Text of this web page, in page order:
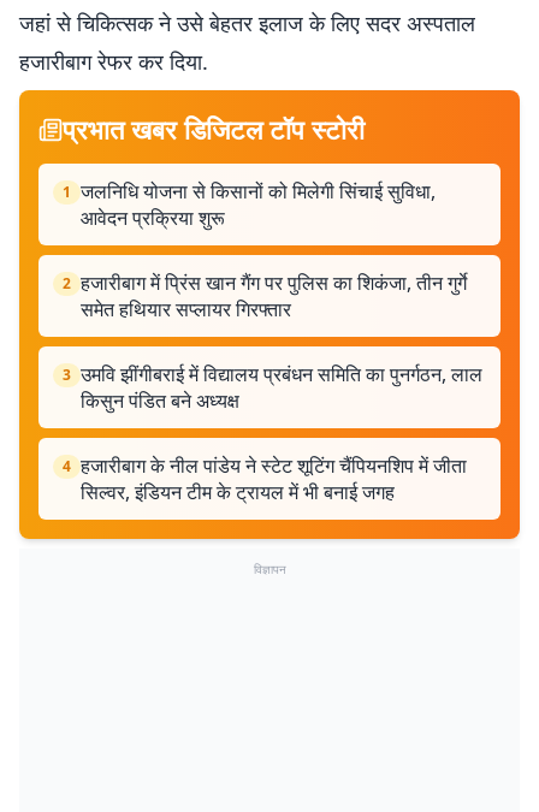
जहां से चिकित्सक ने उसे बेहतर इलाज के लिए सदर अस्पताल
हजारीबाग रेफर कर दिया.
प्रभात खबर डिजिटल टॉप स्टोरी
1 जलनिधि योजना से किसानों को मिलेगी सिंचाई सुविधा,
आवेदन प्रक्रिया शुरू
2 हजारीबाग में प्रिंस खान गैंग पर पुलिस का शिकंजा, तीन गुर्गे
समेत हथियार सप्लायर गिरफ्तार
3 उमवि झींगीबराई में विद्यालय प्रबंधन समिति का पुनर्गठन, लाल
किसुन पंडित बने अध्यक्ष
4 हजारीबाग के नील पांडेय ने स्टेट शूटिंग चैंपियनशिप में जीता
सिल्वर, इंडियन टीम के ट्रायल में भी बनाई जगह
विज्ञापन